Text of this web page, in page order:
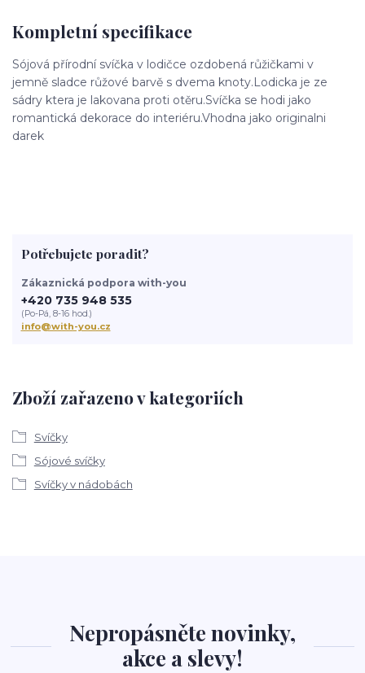
Kompletní specifikace
Sójová přírodní svíčka v lodičce ozdobená růžičkami v
jemně sladce růžové barvě s dvema knoty.Lodicka je ze
sádry ktera je lakovana proti otěru.Svíčka se hodi jako
romantická dekorace do interiéru.Vhodna jako originalni
darek
Zboží zařazeno v kategoriích
Svíčky
Sójové svíčky
Svíčky v nádobách
Potřebujete poradit?
Zákaznická podpora with-you
+420 735 948 535
(Po-Pá, 8-16 hod.)
info@with-you.cz
Nepropásněte novinky,
akce a slevy!